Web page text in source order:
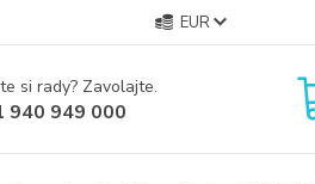
EUR
si rady? Zavolajte.
940 949 000